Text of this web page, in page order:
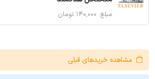
مبلغ: ۱۴۰,۰۰۰ تومان
مشاهده خریدهای قبلی